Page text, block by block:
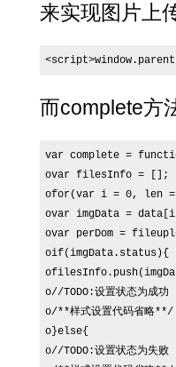
来实现图片上
而complete方
var complete =
ovar filesInfo = [];
ofor(var i = 0, len
ovar imgData =
ovar perDom =
oif(imgData.status){
o//TODO:设置状态为成功
o/**样式设置代码省略**/
o}else{
o//TODO:设置状态为失败